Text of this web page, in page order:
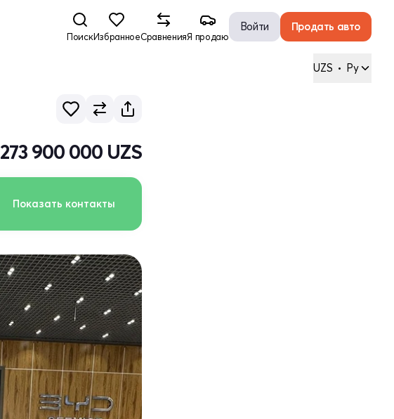
ПоискИзбранноеСравненияЯ продаю
Войти Продать авто
UZS • Ру
273 900 000 UZS
Показать контакты